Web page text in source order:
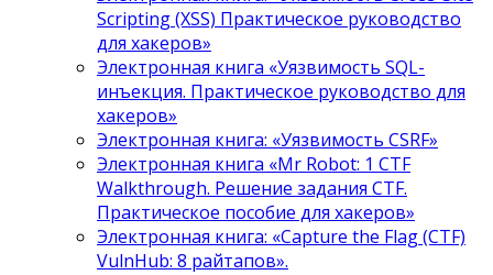
Scripting (XSS) Практическое руководство
для хакеров»
Электронная книга «Уязвимость SQL-
инъекция. Практическое руководство для
хакеров»
Электронная книга: «Уязвимость CSRF»
Электронная книга «Mr Robot: 1 CTF
Walkthrough. Решение задания CTF.
Практическое пособие для хакеров»
Электронная книга: «Capture the Flag (CTF)
VulnHub: 8 райтапов».